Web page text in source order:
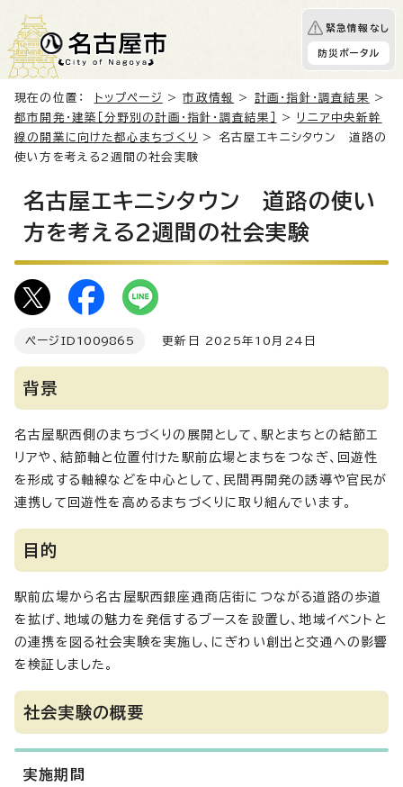
緊急情報なし
防災ポータル
現在の位置： トップページ >市政情報 > 計画・指針・調査結果
>
都市開発・建築［分野別の計画・指針・調査結果］
> リニア中央新幹
線の開業に向けた都心まちづくり
> 名古屋エキニシタウン 道路の
使い方を考える2週間の社会実験
名古屋エキニシタウン 道路の使い
方を考える2週間の社会実験
ページID 1009865 更新日 2025年10月24日
背景
名古屋駅西側のまちづくりの展開として、駅とまちとの結節エ
リアや、結節軸と位置付けた駅前広場とまちをつなぎ、回遊性
を形成する軸線などを中心として、民間再開発の誘導や官民が
連携して回遊性を高めるまちづくりに取り組んでいます。
目的
駅前広場から名古屋駅西銀座通商店街につながる道路の歩道
を拡げ、地域の魅力を発信するブースを設置し、地域イベントと
の連携を図る社会実験を実施し、にぎわい創出と交通への影響
を検証しました。
社会実験の概要
実施期間